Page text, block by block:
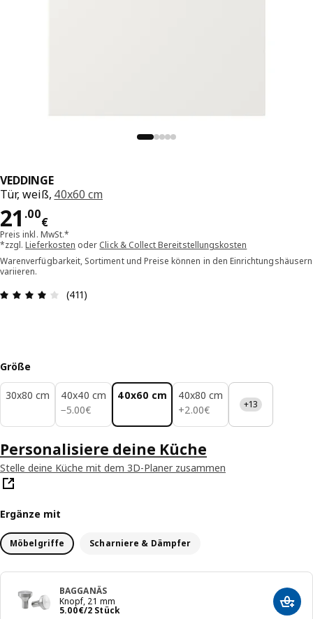
VEDDINGE
Tür, weiß, 40x60 cm
21 .00
€
Preis 21.00€
Preis inkl. MwSt.*
*zzgl.Lieferkosten oder Click & Collect Bereitstellungskosten
Warenverfügbarkeit, Sortiment und Preise können in den Einrichtungshäusern
variieren.
Bewertung: 4 von 5 Sterne Alle Bewertungen:
(411)
Größe
30x80 cm
40x40 cm
−5.00€
5.00€
40x60 cm
40x80 cm
+2.00€
2.00€ +13
Personalisiere deine Küche
Stelle deine Küche mit dem 3D-Planer zusammen
Ergänze mit
Möbelgriffe Scharniere & Dämpfer
BAGGANÄS
Knopf, 21 mm
5.00€/2 Stück
Preis 5.00€/2 Stück In